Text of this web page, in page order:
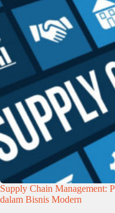
Supply Chain Management:
dalam Bisnis Modern